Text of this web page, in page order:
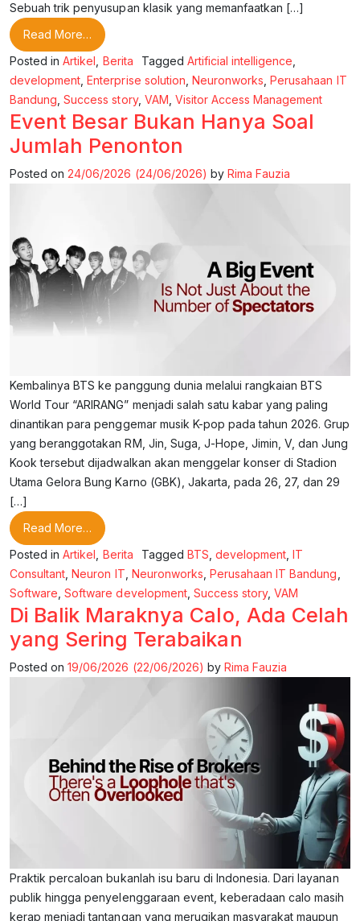
Sebuah trik penyusupan klasik yang memanfaatkan […]
Read More… from Tailgating: Saat Satu Orang Membuka Celah
Posted inArtikel , Berita Tagged Artificial intelligence,
development, Enterprise solution, Neuronworks, Perusahaan IT
Bandung,Success story, VAM, Visitor Access Management
Event Besar Bukan Hanya Soal
Jumlah Penonton
Posted on24/06/2026 (24/06/2026) by Rima Fauzia
Kembalinya BTS ke panggung dunia melalui rangkaian BTS
World Tour “ARIRANG” menjadi salah satu kabar yang paling
dinantikan para penggemar musik K-pop pada tahun 2026. Grup
yang beranggotakan RM, Jin, Suga, J-Hope, Jimin, V, dan Jung
Kook tersebut dijadwalkan akan menggelar konser di Stadion
Utama Gelora Bung Karno (GBK), Jakarta, pada 26, 27, dan 29
[…]
Read More… from Event Besar Bukan Hanya Soal Jumlah
Posted inArtikel Berita Tagged BTS development ,IT
Consultant ,Neuron IT Neuronworks Perusahaan IT Bandung
Software ,Software development, Success story,VAM
Di Balik Maraknya Calo, Ada Celah
yang Sering Terabaikan
Posted on19/06/2026 (22/06/2026) by Rima Fauzia
Praktik percaloan bukanlah isu baru di Indonesia. Dari layanan
publik hingga penyelenggaraan event, keberadaan calo masih
kerap menjadi tantangan yang merugikan masyarakat maupun